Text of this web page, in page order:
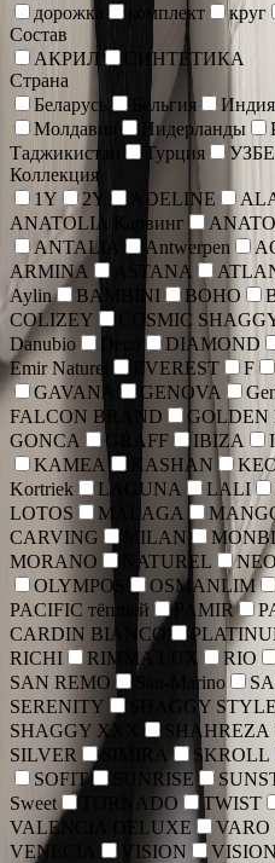
дорожка
комплект круг
Состав
АКРИЛ
СИНТЕТИКА
Страна
Беларусь
Бельгия Индия
Молдавия
Нидерланды
Таджикистан
Турция
Коллекция
1Y
2Y ADELINE
ANATOLIA Карвинг
ANTALIA
Antwerpen
ARMINA
ASTANA
Aylin
BAMBINI BOHO
COLIZEY
COSMIC
Danubio
DIAMOND
Emir Naturel
EVEREST F
GAVANA
GENOVA
FALCON BRAND
GOLDEN
GONCA
GRAFF IBIZA
KAMEA
KASHAN
Kortriek
LAGUNA LALI
LOTOS
MALAGA
CARVING
MILAN
MORANO
NATUREL NEO
OLYMPOS
OSMANLIM
PACIFIC тёплый
PAMIR
CARDIN BIANCO
RICHI
RIMMA LUX RIO
SAN REMO
San-Marino
SERENITY
SHAGGY STYLE
SHAGGY XXX
SHAHREZA
SILVER
SIMIRA SKROLL
SOFIT
SUNRISE
Sweet
TORNADO TWIST
VALENCIA DELUXE
VARO
VENECIA
VISION